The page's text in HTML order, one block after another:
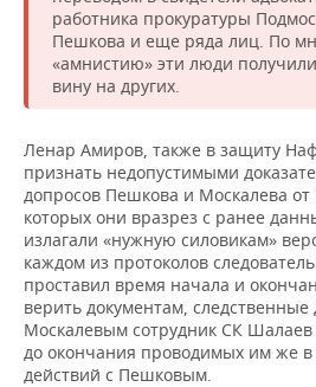
работника прокуратуры
Пешкова и еще ряда лиц. По
«амнистию» эти люди
вину на других.
Ленар Амиров, также в защиту
признать недопустимыми
допросов Пешкова и Москалева
которых они вразрез с ранее
излагали «нужную силовикам»
каждом из протоколов
проставил время начала и
верить документам, следственные
Москалевым сотрудник СК
до окончания проводимых им же
действий с Пешковым.